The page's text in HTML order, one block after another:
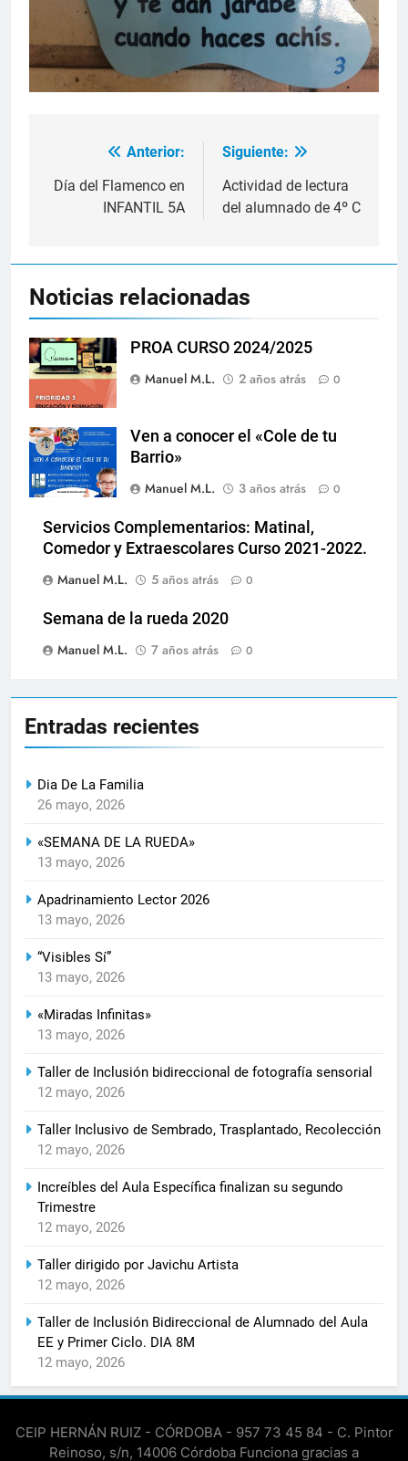
Navegación
de
Anterior:
Día del Flamenco en
INFANTIL 5A
Siguiente:
Actividad de lectura
del alumnado de 4º C
Noticias relacionadas
PROA CURSO 2024/2025
Manuel M.L.
2 años atrás 0
Ven a conocer el «Cole de tu
Barrio»
Manuel M.L.
3 años atrás 0
Servicios Complementarios: Matinal,
Comedor y Extraescolares Curso 2021-2022.
Manuel M.L.
5 años atrás 0
Semana de la rueda 2020
Manuel M.L.
7 años atrás 0
Entradas recientes
Dia De La Familia
26 mayo, 2026
«SEMANA DE LA RUEDA»
13 mayo, 2026
Apadrinamiento Lector 2026
13 mayo, 2026
“Visibles Sí”
13 mayo, 2026
«Miradas Infinitas»
13 mayo, 2026
Taller de Inclusión bidireccional de fotografía sensorial
12 mayo, 2026
Taller Inclusivo de Sembrado, Trasplantado, Recolección
12 mayo, 2026
Increíbles del Aula Específica finalizan su segundo
Trimestre
12 mayo, 2026
Taller dirigido por Javichu Artista
12 mayo, 2026
Taller de Inclusión Bidireccional de Alumnado del Aula
EE y Primer Ciclo. DIA 8M
12 mayo, 2026
CEIP HERNÁN RUIZ - CÓRDOBA - 957 73 45 84 - C. Pintor
Reinoso, s/n, 14006 Córdoba Funciona gracias a